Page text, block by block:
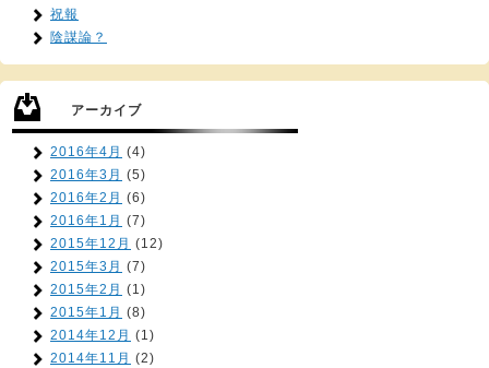
祝報
陰謀論？
アーカイブ
2016年4月 (4)
2016年3月 (5)
2016年2月 (6)
2016年1月 (7)
2015年12月 (12)
2015年3月 (7)
2015年2月 (1)
2015年1月 (8)
2014年12月 (1)
2014年11月 (2)